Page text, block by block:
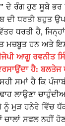
ਦੇ ਰੰਗ ਹੁਣ ਸੂਬੇ
ਦੀ ਧਰਤੀ
ਧਰਤੀ ਹੈ,
ਮਜ਼ਬੂਤ ਹਨ ਅਤੇ
ਆਗੂ ਰਵਨੀਤ
ਹੈ: ਬਲਤੇਜ
ਸਮਾਂ ਹੈ ਕਿ
ਲਾਉਣਾ
ਮੁੜ ਹਨੇਰੇ ਵਿੱਚ
ਸਫਲ ਨਹੀਂ